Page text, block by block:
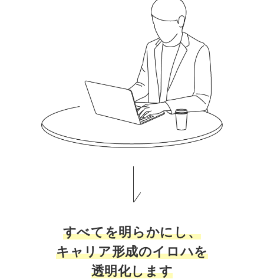
すべてを明らかにし、
キャリア形成のイロハを
透明化します